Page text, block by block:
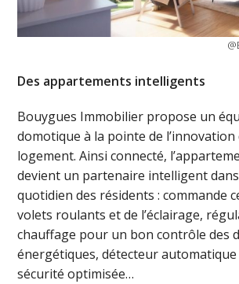
Des appartements intelligents
Bouygues Immobilier propose un
domotique à la pointe de l’innovation
logement. Ainsi connecté,
devient un partenaire intelligent
quotidien des résidents : commande
volets roulants et de l’éclairage,
chauffage pour un bon contrôle des
énergétiques, détecteur automatique
sécurité optimisée…